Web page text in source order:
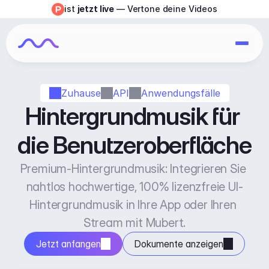
Zuhause API Anwendungsfälle
Hintergrundmusik für
die Benutzeroberfläche
Premium-Hintergrundmusik: Integrieren Sie
nahtlos hochwertige, 100% lizenzfreie UI-
Hintergrundmusik in Ihre App oder Ihren
Stream mit Mubert.
Jetzt anfangen Dokumente anzeigen
ist jetzt live — Vertone deine Videos